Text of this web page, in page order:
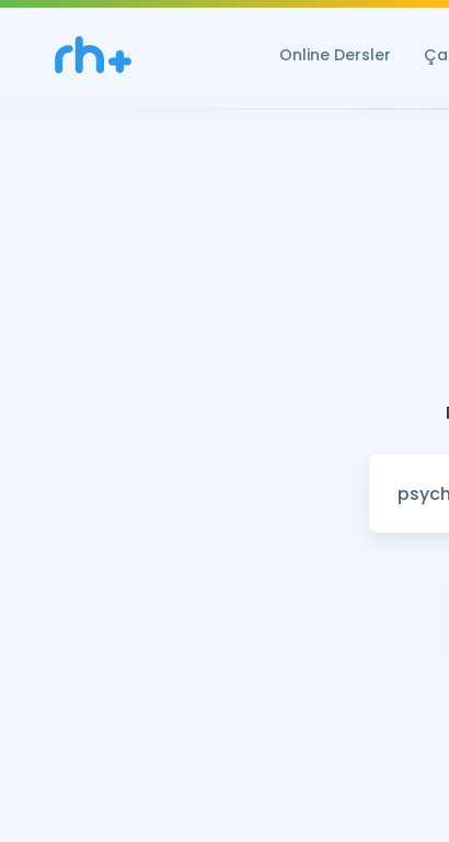
Online Dersler